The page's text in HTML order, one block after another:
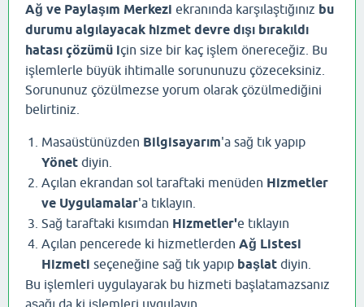
Ağ ve Paylaşım Merkezi ekranında karşılaştığınız bu
durumu algılayacak hizmet devre dışı bırakıldı
hatası çözümü için size bir kaç işlem önereceğiz. Bu
işlemlerle büyük ihtimalle sorununuzu çözeceksiniz.
Sorununuz çözülmezse yorum olarak çözülmediğini
belirtiniz.
Masaüstünüzden Bilgisayarım'a sağ tık yapıp
Yönet diyin.
Açılan ekrandan sol taraftaki menüden Hizmetler
ve Uygulamalar'a tıklayın.
Sağ taraftaki kısımdan Hizmetler'e tıklayın
Açılan pencerede ki hizmetlerden Ağ Listesi
Hizmeti seçeneğine sağ tık yapıp başlat diyin.
Bu işlemleri uygulayarak bu hizmeti başlatamazsanız
aşağı da ki işlemleri uygulayın.